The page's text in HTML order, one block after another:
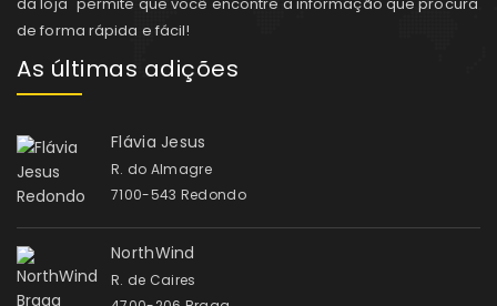
de forma rápida e fácil!
As últimas adições
Flávia Jesus
R. do Almagre
7100-543 Redondo
NorthWind
R. de Caires